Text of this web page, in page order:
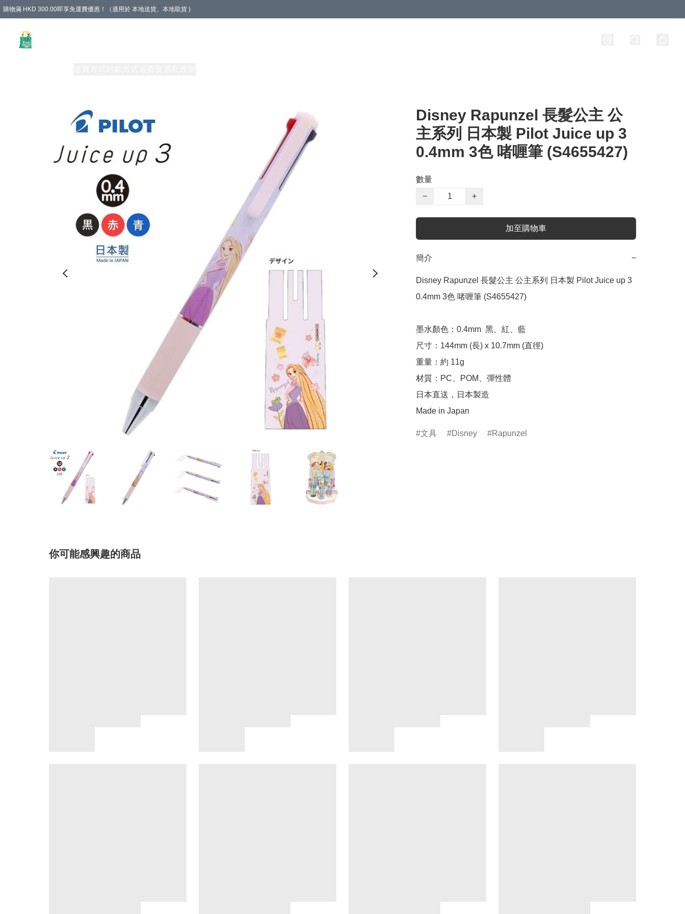
購物滿 HKD 300.00即享免運費優惠！（適用於 本地送貨、本地取貨 )
Disney Rapunzel 長髮公主 公
主系列 日本製 Pilot Juice up 3
0.4mm 3色 啫喱筆 (S4655427)
數量
−
+
加至購物車
簡介 −
Disney Rapunzel 長髮公主 公主系列 日本製 Pilot Juice up 3
0.4mm 3色 啫喱筆 (S4655427)
墨水顏色：0.4mm  黑、紅、藍
尺寸：144mm (長) x 10.7mm (直徑)
重量：約 11g
材質：PC、POM、彈性體
日本直送，日本製造
Made in Japan
文具 Disney Rapunzel
你可能感興趣的商品